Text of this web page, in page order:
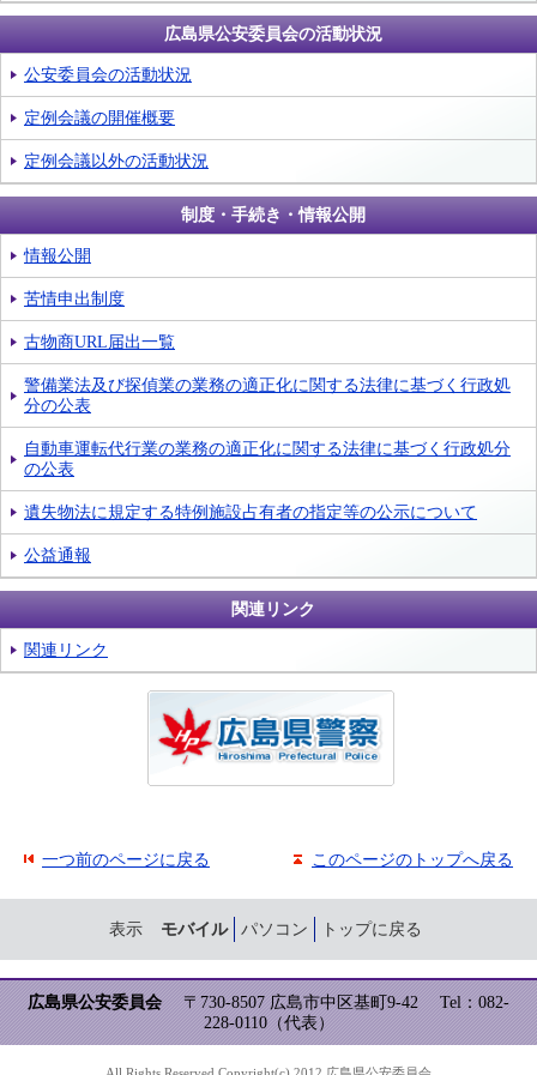
広島県公安委員会の活動状況
公安委員会の活動状況
定例会議の開催概要
定例会議以外の活動状況
制度・手続き・情報公開
情報公開
苦情申出制度
古物商URL届出一覧
警備業法及び探偵業の業務の適正化に関する法律に基づく行政処
分の公表
自動車運転代行業の業務の適正化に関する法律に基づく行政処分
の公表
遺失物法に規定する特例施設占有者の指定等の公示について
公益通報
関連リンク
関連リンク
一つ前のページに戻る このページのトップへ戻る
表示 モバイル パソコン トップに戻る
広島県公安委員会 〒730-8507 広島市中区基町9-42
Tel：082-
228-0110（代表）